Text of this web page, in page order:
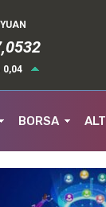
0,04
BORSA